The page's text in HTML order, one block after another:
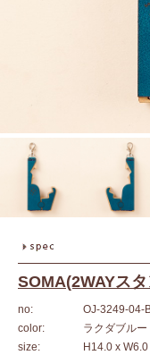
SOMA(2WAYス
no:
OJ-3249-04-
color:
ラクダブルー
size:
H14.0 x